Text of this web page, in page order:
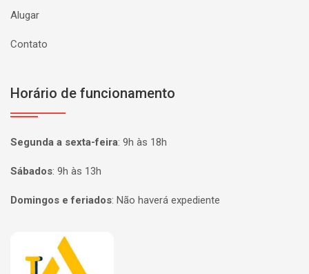
Alugar
Contato
Horário de funcionamento
Segunda a sexta-feira: 9h às 18h
Sábados: 9h às 13h
Domingos e feriados: Não haverá expediente
Página inicial